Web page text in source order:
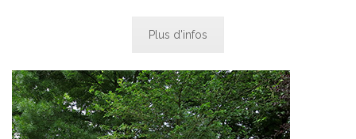
Plus d'infos